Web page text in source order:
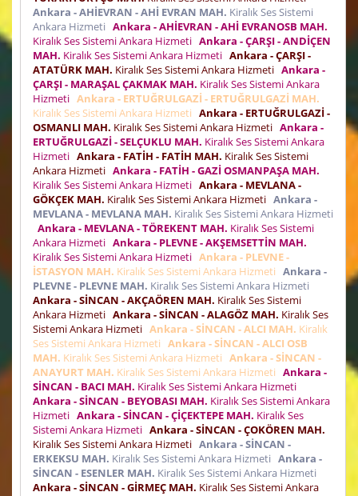
Ankara - AHİEVRAN - AHİ EVRAN MAH. Kiralık Ses Sistemi
Ankara Hizmeti Ankara - AHİEVRAN - AHİ EVRANOSB MAH.
Kiralık Ses Sistemi Ankara Hizmeti Ankara - ÇARŞI - ANDİÇEN
MAH. Kiralık Ses Sistemi Ankara Hizmeti Ankara - ÇARŞI -
ATATÜRK MAH. Kiralık Ses Sistemi Ankara Hizmeti Ankara -
ÇARŞI - MARAŞAL ÇAKMAK MAH. Kiralık Ses Sistemi Ankara
Hizmeti Ankara - ERTUĞRULGAZİ - ERTUĞRULGAZİ MAH.
Kiralık Ses Sistemi Ankara Hizmeti Ankara - ERTUĞRULGAZİ -
OSMANLI MAH. Kiralık Ses Sistemi Ankara Hizmeti Ankara -
ERTUĞRULGAZİ - SELÇUKLU MAH. Kiralık Ses Sistemi Ankara
Hizmeti Ankara - FATİH - FATİH MAH. Kiralık Ses Sistemi
Ankara Hizmeti Ankara - FATİH - GAZİ OSMANPAŞA MAH.
Kiralık Ses Sistemi Ankara Hizmeti Ankara - MEVLANA -
GÖKÇEK MAH. Kiralık Ses Sistemi Ankara Hizmeti Ankara -
MEVLANA - MEVLANA MAH. Kiralık Ses Sistemi Ankara Hizmeti
Ankara - MEVLANA - TÖREKENT MAH. Kiralık Ses Sistemi
Ankara Hizmeti Ankara - PLEVNE - AKŞEMSETTİN MAH.
Kiralık Ses Sistemi Ankara Hizmeti Ankara - PLEVNE -
İSTASYON MAH. Kiralık Ses Sistemi Ankara Hizmeti Ankara -
PLEVNE - PLEVNE MAH. Kiralık Ses Sistemi Ankara Hizmeti
Ankara - SİNCAN - AKÇAÖREN MAH. Kiralık Ses Sistemi
Ankara Hizmeti Ankara - SİNCAN - ALAGÖZ MAH. Kiralık Ses
Sistemi Ankara Hizmeti Ankara - SİNCAN - ALCI MAH. Kiralık
Ses Sistemi Ankara Hizmeti Ankara - SİNCAN - ALCI OSB
MAH. Kiralık Ses Sistemi Ankara Hizmeti Ankara - SİNCAN -
ANAYURT MAH. Kiralık Ses Sistemi Ankara Hizmeti Ankara -
SİNCAN - BACI MAH. Kiralık Ses Sistemi Ankara Hizmeti
Ankara - SİNCAN - BEYOBASI MAH. Kiralık Ses Sistemi Ankara
Hizmeti Ankara - SİNCAN - ÇİÇEKTEPE MAH. Kiralık Ses
Sistemi Ankara Hizmeti Ankara - SİNCAN - ÇOKÖREN MAH.
Kiralık Ses Sistemi Ankara Hizmeti Ankara - SİNCAN -
ERKEKSU MAH. Kiralık Ses Sistemi Ankara Hizmeti Ankara -
SİNCAN - ESENLER MAH. Kiralık Ses Sistemi Ankara Hizmeti
Ankara - SİNCAN - GİRMEÇ MAH. Kiralık Ses Sistemi Ankara